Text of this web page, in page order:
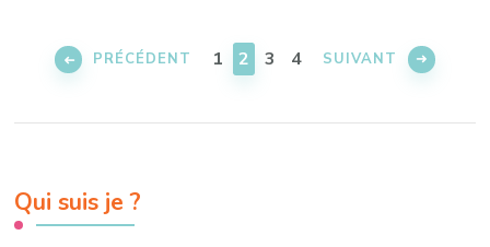
des
PRÉCÉDENT PAGE
1 PAGE
2 PAGE
3 PAGE
4 SUIVANT
Qui suis je ?